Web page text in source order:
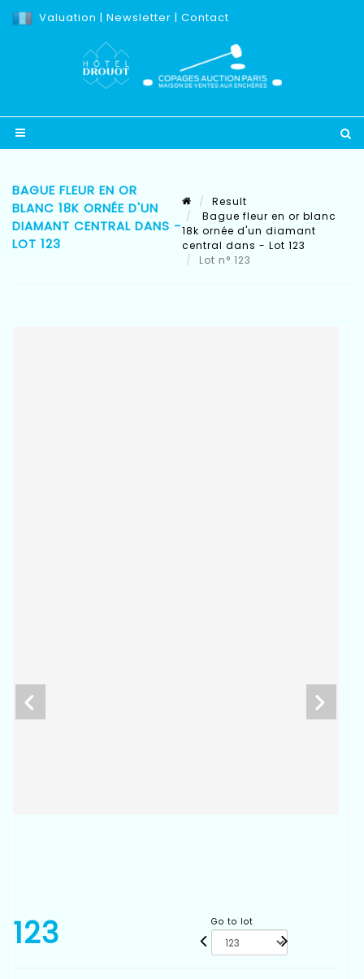
Valuation | Newsletter | Contact
BAGUE FLEUR EN OR
BLANC 18K ORNÉE D'UN
DIAMANT CENTRAL DANS -
LOT 123
Result
Bague fleur en or blanc
18k ornée d'un diamant
central dans - Lot 123
Lot n° 123
123 Go to lot